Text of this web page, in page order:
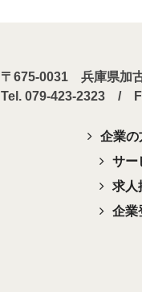
〒675-0031 兵庫県加
Tel. 079-423-2323 /
企業の
サー
求人
企業